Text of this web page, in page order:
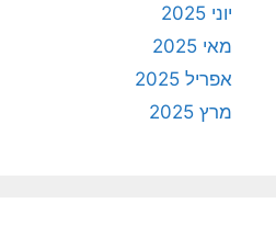
יוני 2025
מאי 2025
אפריל 2025
מרץ 2025